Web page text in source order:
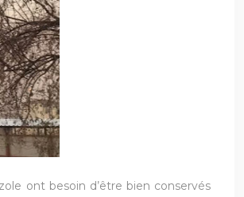
ont besoin d’être bien conservés